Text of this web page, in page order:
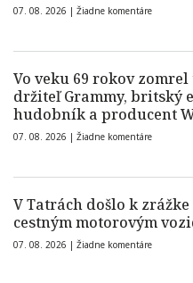
07. 08. 2026 | Žiadne komentáre
Vo veku 69 rokov
držiteľ Grammy, britský
hudobník a producent
07. 08. 2026 | Žiadne komentáre
V Tatrách došlo k
cestným motorovým
07. 08. 2026 | Žiadne komentáre